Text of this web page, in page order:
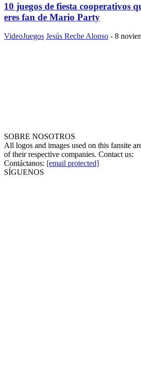
10 juegos de fiesta cooperativos
eres fan de Mario Party
VideoJuegos Jesús Reche Alonso - 8
SOBRE NOSOTROS
All logos and images used on this fansite
of their respective companies. Contact us:
Contáctanos: [email protected]
SÍGUENOS